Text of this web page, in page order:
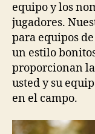
equipo y los
jugadores.
para equipos
un estilo
proporcionan
usted y su
en el campo.